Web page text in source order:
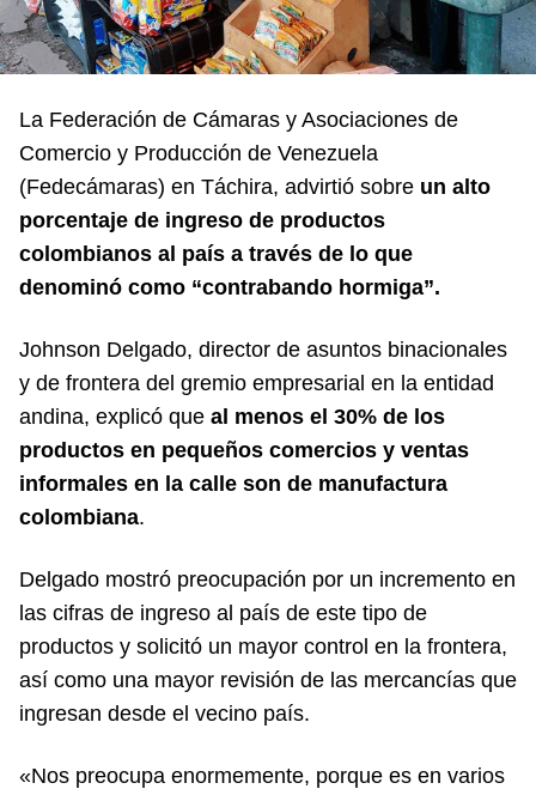
La Federación de Cámaras y Asociaciones de
Comercio y Producción de Venezuela
(Fedecámaras) en Táchira, advirtió sobre un alto
porcentaje de ingreso de productos
colombianos al país a través de lo que
denominó como “contrabando hormiga”.
Johnson Delgado, director de asuntos binacionales
y de frontera del gremio empresarial en la entidad
andina, explicó que al menos el 30% de los
productos en pequeños comercios y ventas
informales en la calle son de manufactura
colombiana.
Delgado mostró preocupación por un incremento en
las cifras de ingreso al país de este tipo de
productos y solicitó un mayor control en la frontera,
así como una mayor revisión de las mercancías que
ingresan desde el vecino país.
«Nos preocupa enormemente, porque es en varios